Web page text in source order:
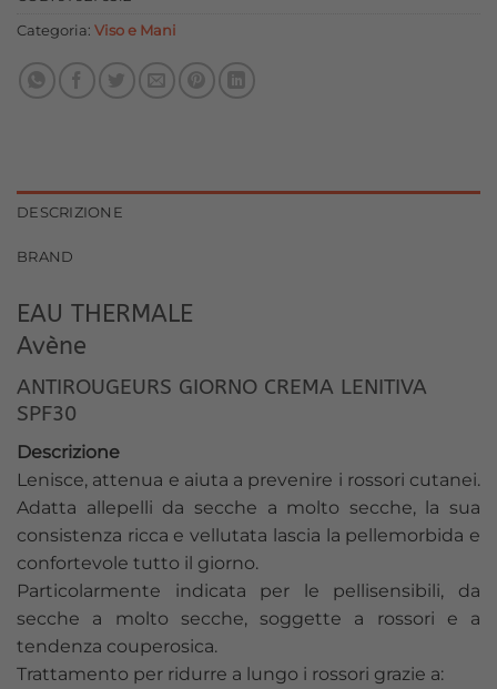
27,50 €.
Categoria: Viso e Mani
DESCRIZIONE
BRAND
EAU THERMALE
Avène
ANTIROUGEURS GIORNO CREMA LENITIVA
SPF30
Descrizione
Lenisce, attenua e aiuta a prevenire i rossori cutanei.
Adatta allepelli da secche a molto secche, la sua
consistenza ricca e vellutata lascia la pellemorbida e
confortevole tutto il giorno.
Particolarmente indicata per le pellisensibili, da
secche a molto secche, soggette a rossori e a
tendenza couperosica.
Trattamento per ridurre a lungo i rossori grazie a: